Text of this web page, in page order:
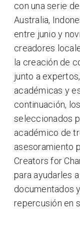
con una serie
Australia,
entre junio y
creadores
la creación de
junto a
académicas y
continuación,
seleccionados
académico de
asesoramiento
Creators for
para ayudarles
documentados
repercusión en